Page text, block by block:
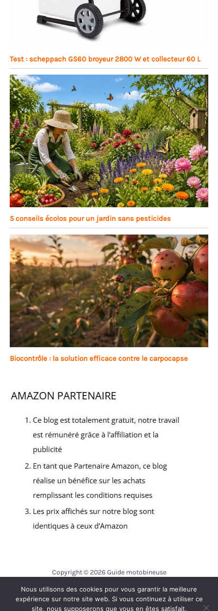
Test : scheppach GS60 broyeur 2800 W et collecteur 60 L
5 conseils écolos pour un jardin sans pesticides
Biocontrôle : la solution efficace contre le carpocapse
Copyright © 2026 Guide motobineuse
Contact
Mentions légales
Nous utilisons des cookies pour vous garantir la meilleure
expérience sur notre site web. Si vous continuez à utiliser ce
site, nous supposerons que vous en êtes satisfait.